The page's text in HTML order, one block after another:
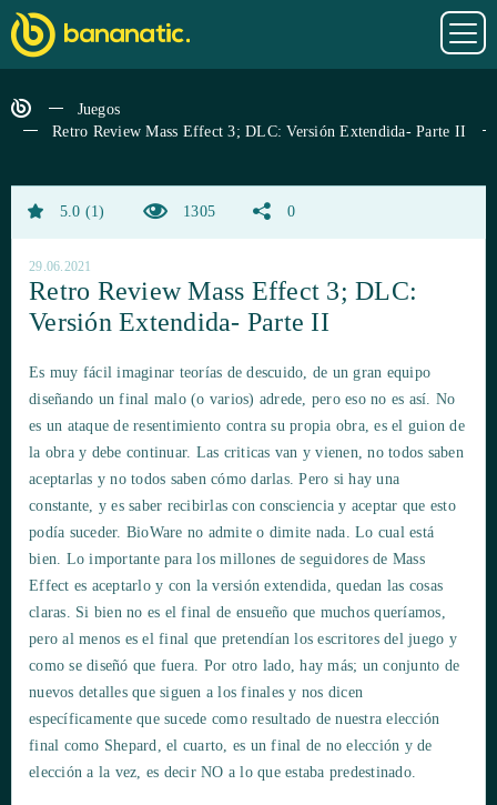
Juegos
Retro Review Mass Effect 3; DLC: Versión Extendida- Parte II
5.0 1 1305 0
29.06.2021
Retro Review Mass Effect 3; DLC:
Versión Extendida- Parte II
Es muy fácil imaginar teorías de descuido, de un gran equipo
diseñando un final malo (o varios) adrede, pero eso no es así. No
es un ataque de resentimiento contra su propia obra, es el guion de
la obra y debe continuar. Las criticas van y vienen, no todos saben
aceptarlas y no todos saben cómo darlas. Pero si hay una
constante, y es saber recibirlas con consciencia y aceptar que esto
podía suceder. BioWare no admite o dimite nada. Lo cual está
bien. Lo importante para los millones de seguidores de Mass
Effect es aceptarlo y con la versión extendida, quedan las cosas
claras. Si bien no es el final de ensueño que muchos queríamos,
pero al menos es el final que pretendían los escritores del juego y
como se diseñó que fuera. Por otro lado, hay más; un conjunto de
nuevos detalles que siguen a los finales y nos dicen
específicamente que sucede como resultado de nuestra elección
final como Shepard, el cuarto, es un final de no elección y de
elección a la vez, es decir NO a lo que estaba predestinado.